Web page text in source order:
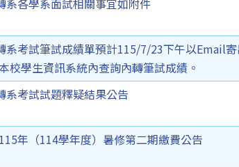
系各學系面試相關事宜如附件
系考試筆試成績單預計115/7/23下午以Email
校學生資訊系統內查詢內轉筆試成績。
系考試試題釋疑結果公告
115年（114學年度）暑修第二期繳費公告